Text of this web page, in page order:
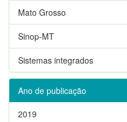
Mato Grosso
Sinop-MT
Sistemas integrados
Ano de publicação
2019